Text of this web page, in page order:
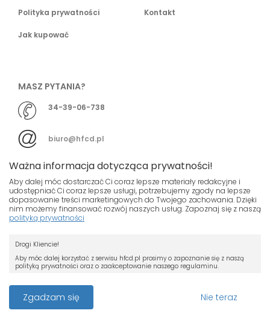
Polityka prywatności
Jak kupować
Kontakt
MASZ PYTANIA?
34-39-06-738
biuro@hfcd.pl
© HFCD - HF Centrum Dystrybucyjne- Wszelkie prawa
zapisywane na Twoim dysku zmień
ustawienia swojej przeglądarki.
Przeczytaj więcej o cookies
Ważna informacja dotycząca prywatności!
Aby dalej móc dostarczać Ci coraz lepsze materiały redakcyjne i
udostępniać Ci coraz lepsze usługi, potrzebujemy zgody na lepsze
dopasowanie treści marketingowych do Twojego zachowania. Dzięki
nim możemy finansować rozwój naszych usług. Zapoznaj się z naszą
polityką prywatności
Drogi Kliencie!
Aby móc dalej korzystać z serwisu hfcd.pl prosimy o zapoznanie się z naszą
polityką prywatności oraz o zaakceptowanie naszego regulaminu.
Z dniem 25 maja 2018 r. rozpoczyna obowiązywanie Rozporządzenie
Parlamentu Europejskiego i Rady (UE) 2016/679 z dnia 27 kwietnia 2016 r. w
sprawie ochrony osób fizycznych w związku z przetwarzaniem danych
Zgadzam się Nie teraz